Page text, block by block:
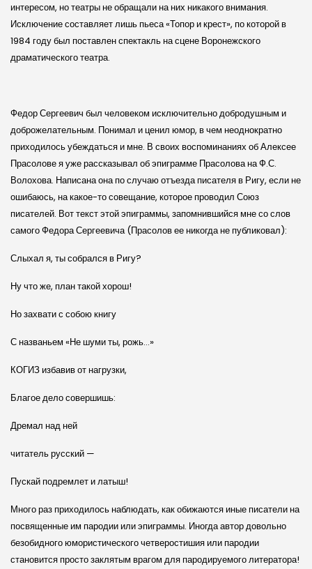
интересом, но театры не обращали на них никакого внимания.
Исключение составляет лишь пьеса «Топор и крест», по которой в
1984 году был поставлен спектакль на сцене Воронежского
драматического театра.
Федор Сергеевич был человеком исключительно добродушным и
доброжелательным. Понимал и ценил юмор, в чем неоднократно
приходилось убеждаться и мне. В своих воспоминаниях об Алексее
Прасолове я уже рассказывал об эпи­грамме Прасолова на Ф.С.
Волохова. Написана она по случаю отъезда писателя в Ригу, если не
ошибаюсь, на какое-то совещание, которое проводил Союз
писателей. Вот текст этой эпиграммы, запомнившийся мне со слов
самого Федора Сергеевича (Прасолов ее никогда не публиковал):
Слыхал я, ты собрался в Ригу?
Ну что же, план такой хорош!
Но захвати с собою книгу
С названьем «Не шуми ты, рожь…»
КОГИЗ избавив от нагрузки,
Благое дело совершишь:
Дремал над ней
читатель русский —
Пускай подремлет и латыш!
Много раз приходилось наблюдать, как обижаются иные писатели на
посвященные им пародии или эпиграммы. Иногда автор довольно
безобидного юмористического четверостишия или пародии
становится просто заклятым врагом для пародируемого литератора!